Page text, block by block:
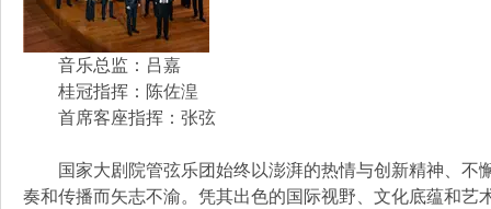
音乐总监：吕嘉
桂冠指挥：陈佐湟
首席客座指挥：张弦
国家大剧院管弦乐团始终以澎湃的热情与创新精神、不
奏和传播而矢志不渝。凭其出色的国际视野、文化底蕴和艺